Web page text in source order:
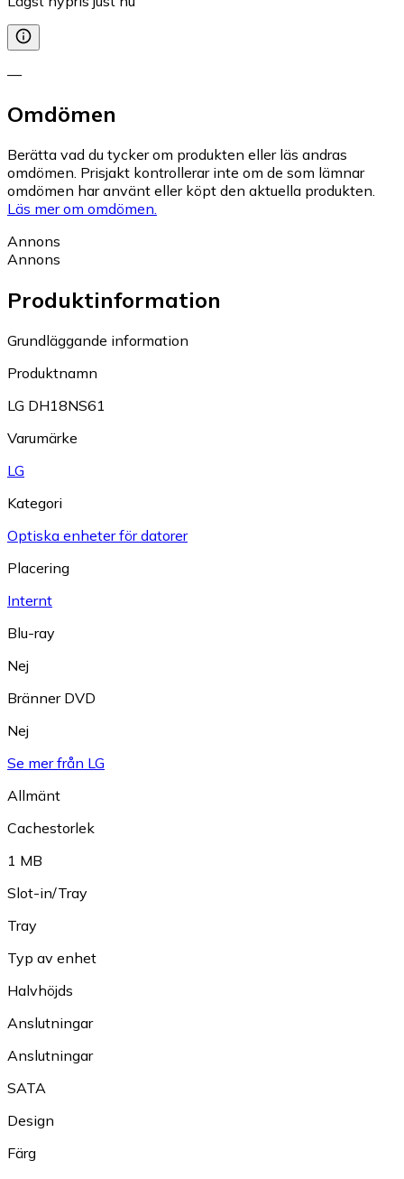
—
Omdömen
Berätta vad du tycker om produkten eller läs andras
omdömen. Prisjakt kontrollerar inte om de som lämnar
omdömen har använt eller köpt den aktuella produkten.
Läs mer om omdömen.
Annons
Annons
Produktinformation
Grundläggande information
Produktnamn
LG DH18NS61
Varumärke
LG
Kategori
Optiska enheter för datorer
Placering
Internt
Blu-ray
Nej
Bränner DVD
Nej
Se mer från LG
Allmänt
Cachestorlek
1 MB
Slot-in/Tray
Tray
Typ av enhet
Halvhöjds
Anslutningar
Anslutningar
SATA
Design
Färg